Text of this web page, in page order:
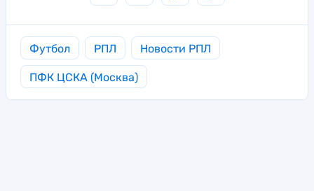
Футбол РПЛ Новости РПЛ
ПФК ЦСКА (Москва)